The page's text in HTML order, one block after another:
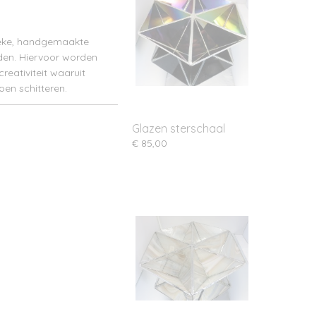
handgemaakte
Hiervoor worden
waaruit
schitteren.
Glazen sterschaal
€ 85,00